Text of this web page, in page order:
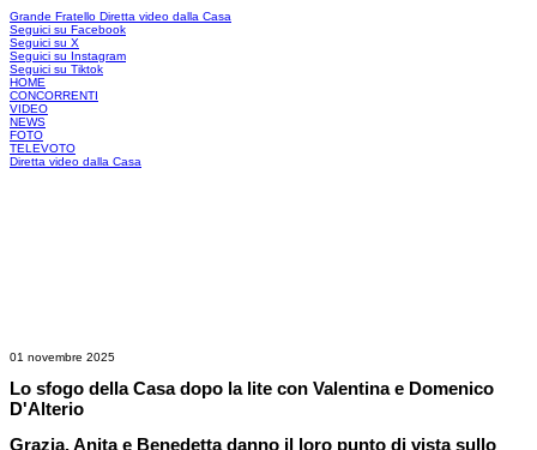
Grande Fratello Diretta video dalla Casa
Seguici su Facebook
Seguici su X
Seguici su Instagram
Seguici su Tiktok
HOME
CONCORRENTI
VIDEO
NEWS
FOTO
TELEVOTO
Diretta video dalla Casa
01 novembre 2025
Lo sfogo della Casa dopo la lite con Valentina e Domenico
D'Alterio
Grazia, Anita e Benedetta danno il loro punto di vista sullo